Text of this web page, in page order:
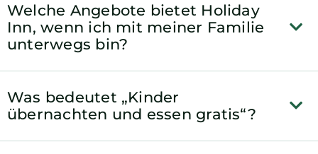
Welche Angebote bietet Holiday
Inn, wenn ich mit meiner Familie
unterwegs bin?
Was bedeutet „Kinder
übernachten und essen gratis“?